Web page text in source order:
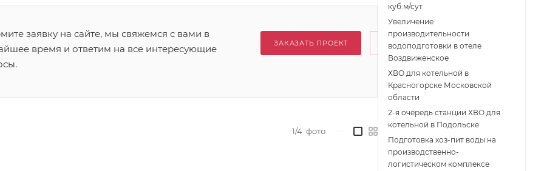
заявку на сайте, мы свяжемся с вами в
время и ответим на все интересующие
ЗАКАЗАТЬ ПРОЕКТ
1/4 фото
куб.м/сут
Увеличение
производительности
водоподготовки в отеле
Воздвиженское
ХВО для котельной в
Красногорске Московской
области
2-я очередь станции ХВО для
котельной в Подольске
Подготовка хоз-пит воды на
производственно-
логистическом комплексе